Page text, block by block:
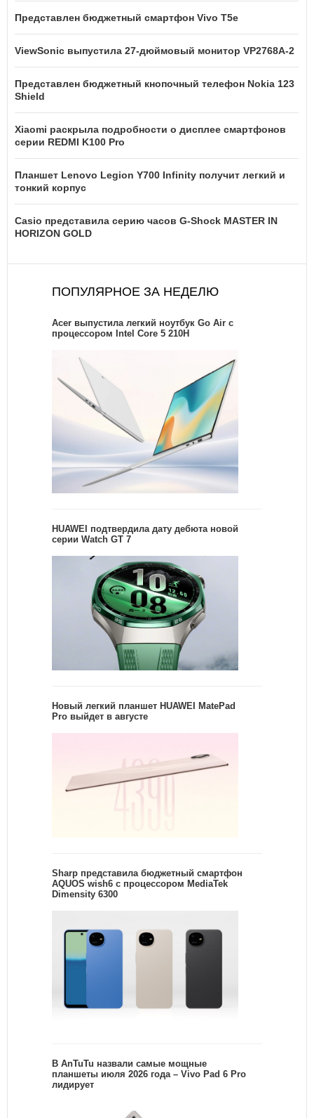
Представлен бюджетный смартфон Vivo T5e
ViewSonic выпустила 27-дюймовый монитор VP2768A-2
Представлен бюджетный кнопочный телефон Nokia 123
Shield
Xiaomi раскрыла подробности о дисплее смартфонов
серии REDMI K100 Pro
Планшет Lenovo Legion Y700 Infinity получит легкий и
тонкий корпус
Casio представила серию часов G-Shock MASTER IN
HORIZON GOLD
ПОПУЛЯРНОЕ ЗА НЕДЕЛЮ
Acer выпустила легкий ноутбук Go Air c
процессором Intel Core 5 210H
HUAWEI подтвердила дату дебюта новой
серии Watch GT 7
Новый легкий планшет HUAWEI MatePad
Pro выйдет в августе
Sharp представила бюджетный смартфон
AQUOS wish6 с процессором MediaTek
Dimensity 6300
В AnTuTu назвали самые мощные
планшеты июля 2026 года – Vivo Pad 6 Pro
лидирует